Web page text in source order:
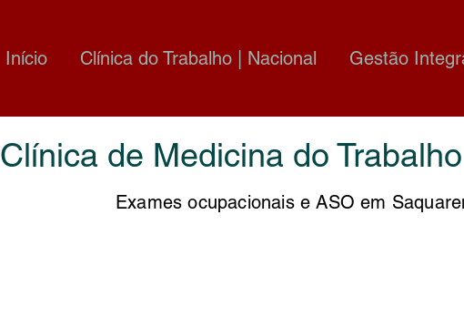
Início Clínica do Trabalho | Nacional Gestão
Clínica de Medicina do
Exames ocupacionais e ASO em